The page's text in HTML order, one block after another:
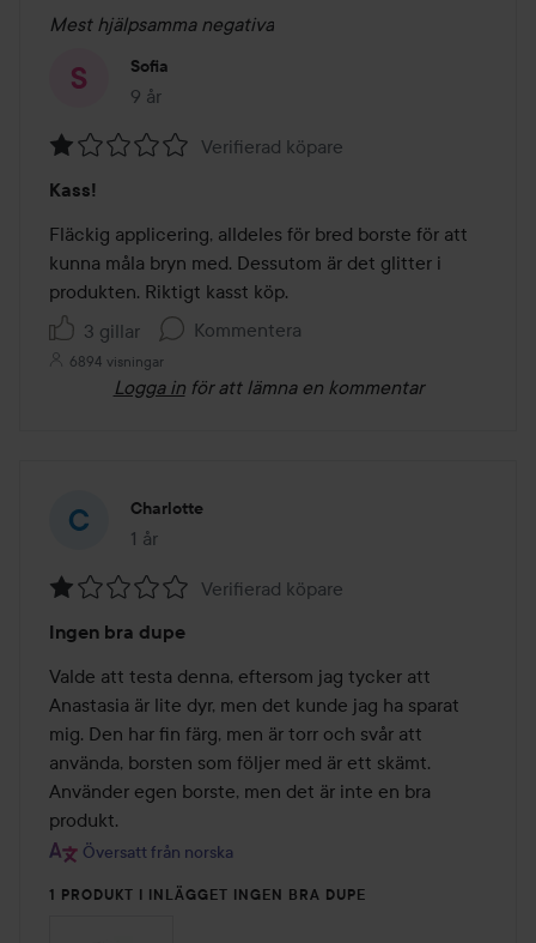
Mest hjälpsamma negativa
Sofia
9 år
Inlägget skapades 9 år
1
av
5
Verifierad köpare
Kass!
Fläckig applicering, alldeles för bred borste för att
kunna måla bryn med. Dessutom är det glitter i
produkten. Riktigt kasst köp.
3 gillar
Kommentera
6894 visningar
Logga in för att lämna en kommentar
Charlotte
1 år
Inlägget skapades 1 år
1
av
5
Verifierad köpare
Ingen bra dupe
Valde att testa denna, eftersom jag tycker att
Anastasia är lite dyr, men det kunde jag ha sparat
mig. Den har fin färg, men är torr och svår att
använda, borsten som följer med är ett skämt.
Använder egen borste, men det är inte en bra
produkt.
Översatt från norska
1 PRODUKT I INLÄGGET INGEN BRA DUPE